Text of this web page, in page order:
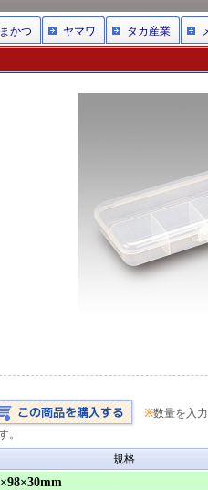
かつ ヤマワ タカ産業
※数量を入
。
規格